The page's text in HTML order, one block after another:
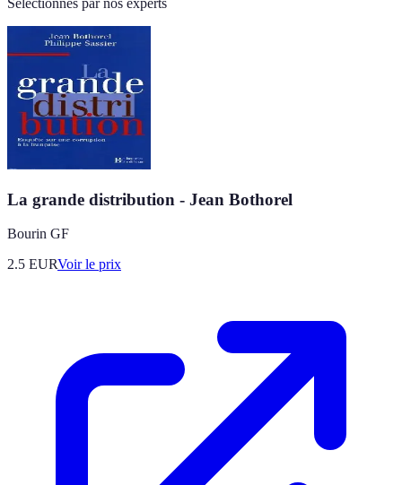
Sélectionnés par nos experts
La grande distribution - Jean Bothorel
Bourin GF
2.5 EURVoir le prix